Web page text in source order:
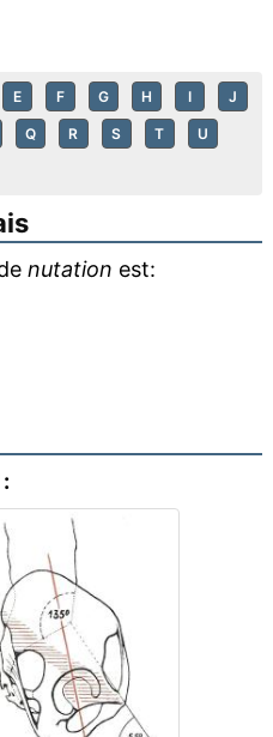
E F G H I J
Q R S T U
nutation est: